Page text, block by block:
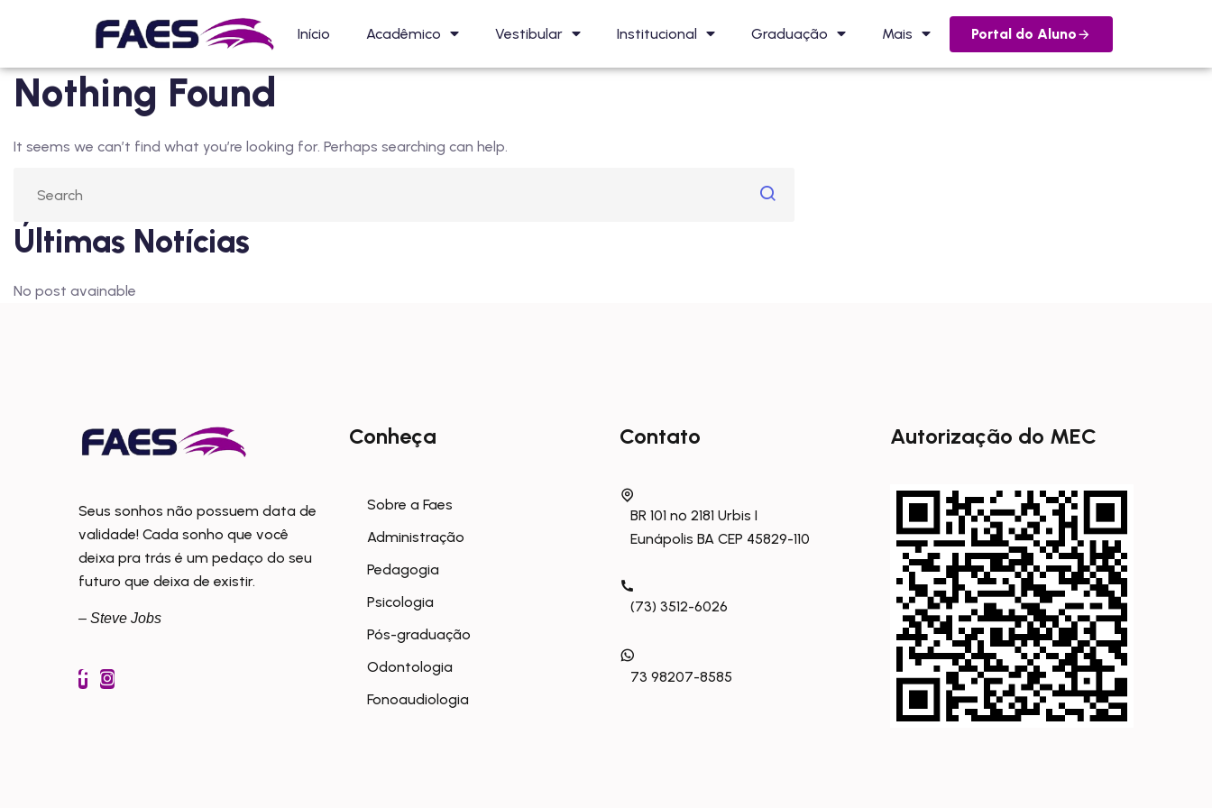
Início Acadêmico Vestibular Institucional Graduação Mais Portal do Aluno
Nothing Found
It seems we can’t find what you’re looking for. Perhaps searching can help.
Últimas Notícias
No post avainable
Seus sonhos não possuem data de
validade! Cada sonho que você
deixa pra trás é um pedaço do seu
futuro que deixa de existir.
– Steve Jobs
Conheça
Sobre a Faes
Administração
Pedagogia
Psicologia
Pós-graduação
Odontologia
Fonoaudiologia
Contato
BR 101 nº 2181 Urbis I
Eunápolis BA CEP 45829-110
(73) 3512-6026
73 98207-8585
Autorização do MEC